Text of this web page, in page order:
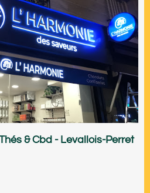
& Cbd - Levallois-Perret